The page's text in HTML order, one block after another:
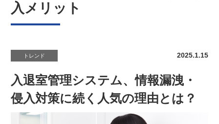
入メリット
トレンド 2025.1.15
入退室管理システム、情報漏洩・
侵入対策に続く人気の理由とは？